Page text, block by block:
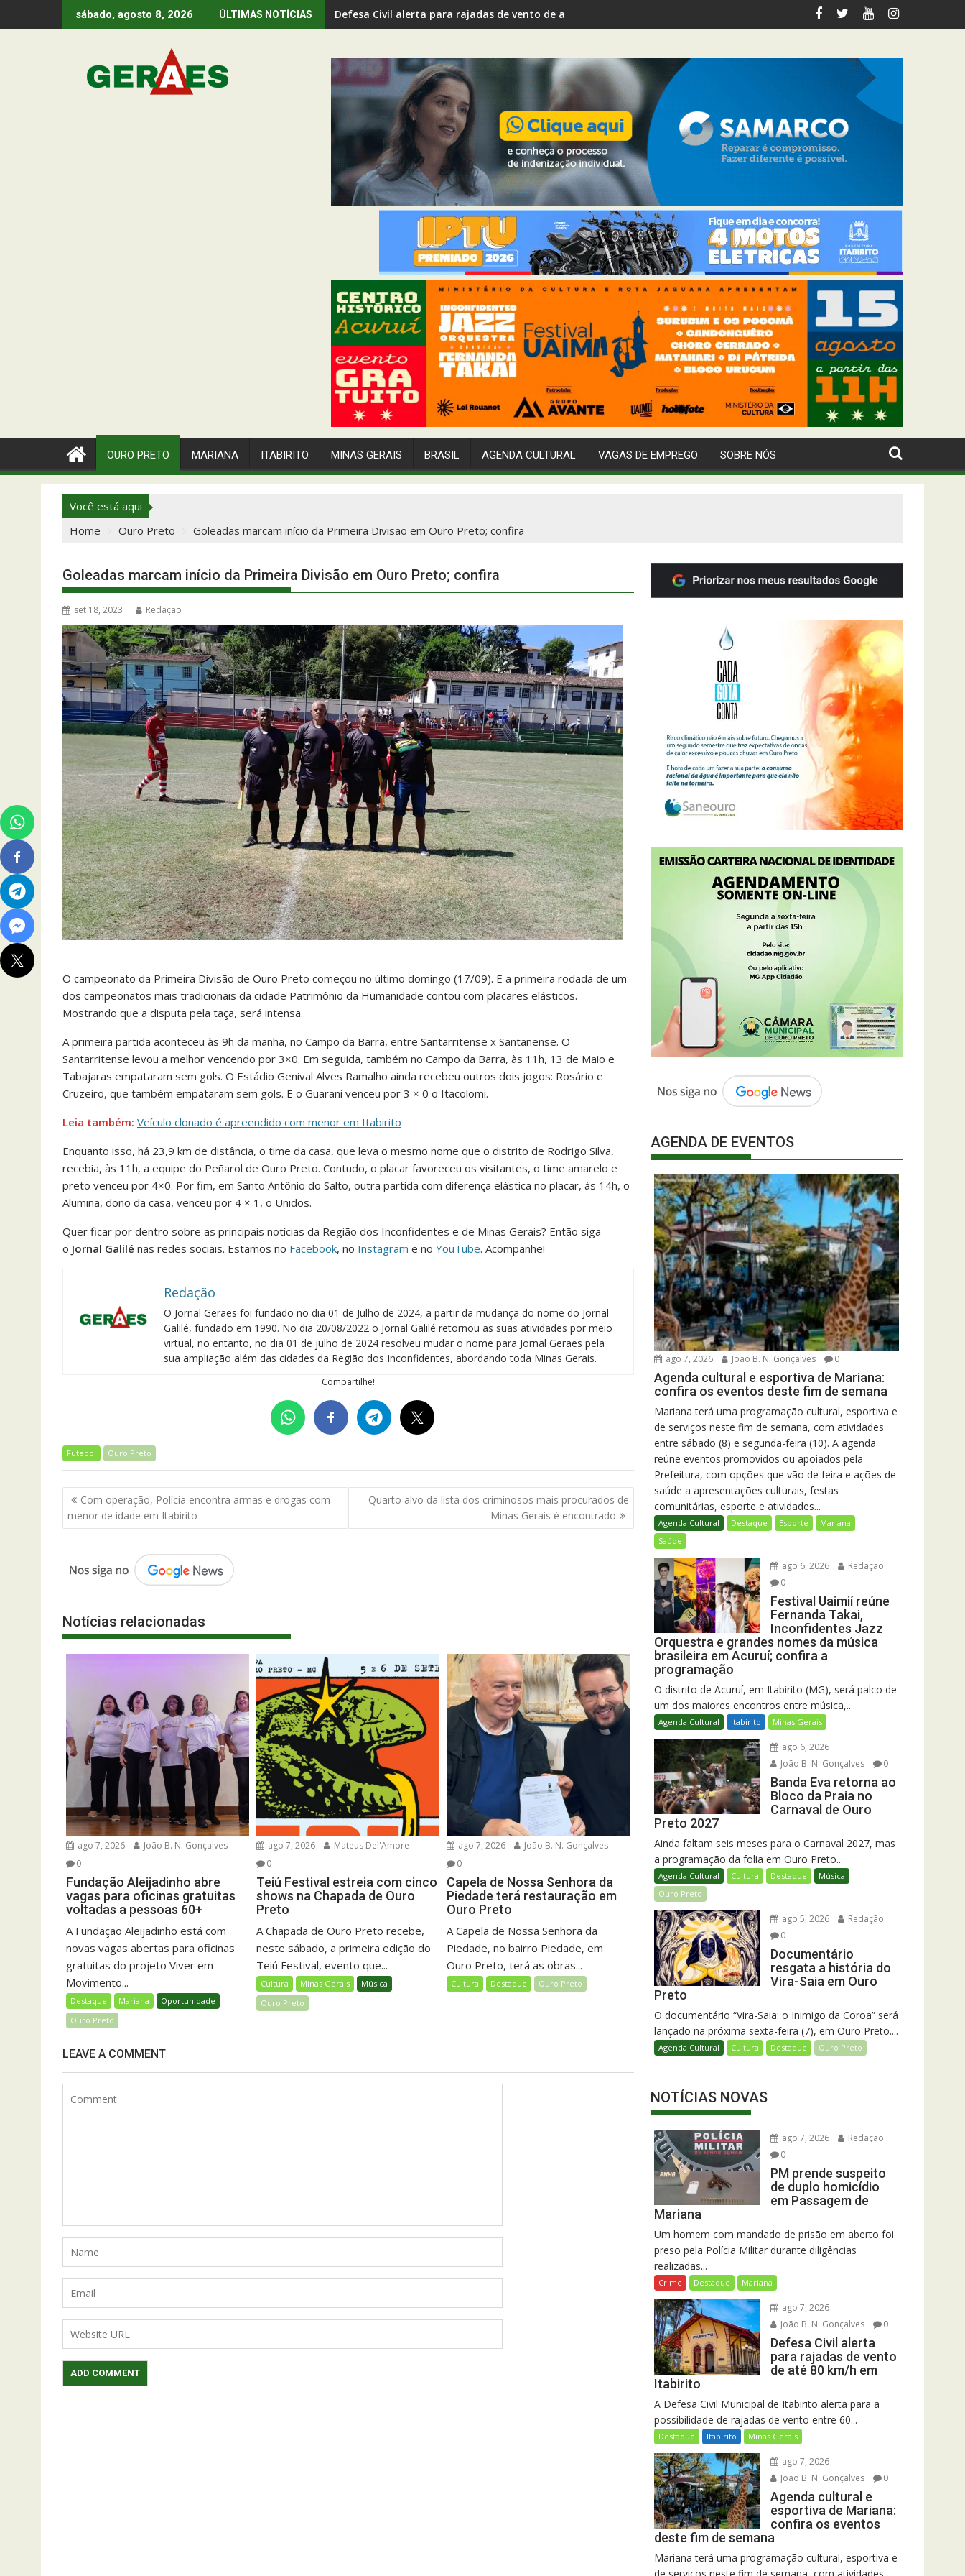
to
sábado, agosto 8, 2026 ÚLTIMAS NOTÍCIAS Defesa Civil alerta para rajadas de vento de até 80 km/h em Itabirito
OURO PRETO MARIANA ITABIRITO MINAS GERAIS BRASIL AGENDA CULTURAL VAGAS DE EMPREGO SOBRE NÓS
Você está aqui
Home
Ouro Preto Goleadas marcam início da Primeira Divisão em Ouro Preto; confira
Goleadas marcam início da Primeira Divisão em Ouro Preto; confira
set 18, 2023 Redação
O campeonato da Primeira Divisão de Ouro Preto começou no último domingo (17/09). E a primeira rodada de um
dos campeonatos mais tradicionais da cidade Patrimônio da Humanidade contou com placares elásticos.
Mostrando que a disputa pela taça, será intensa.
A primeira partida aconteceu às 9h da manhã, no Campo da Barra, entre Santarritense x Santanense. O
Santarritense levou a melhor vencendo por 3×0. Em seguida, também no Campo da Barra, às 11h, 13 de Maio e
Tabajaras empataram sem gols. O Estádio Genival Alves Ramalho ainda recebeu outros dois jogos: Rosário e
Cruzeiro, que também empataram sem gols. E o Guarani venceu por 3 × 0 o Itacolomi.
Leia também: Veículo clonado é apreendido com menor em Itabirito
Enquanto isso, há 23,9 km de distância, o time da casa, que leva o mesmo nome que o distrito de Rodrigo Silva,
recebia, às 11h, a equipe do Peñarol de Ouro Preto. Contudo, o placar favoreceu os visitantes, o time amarelo e
preto venceu por 4×0. Por fim, em Santo Antônio do Salto, outra partida com diferença elástica no placar, às 14h, o
Alumina, dono da casa, venceu por 4 × 1, o Unidos.
Quer ficar por dentro sobre as principais notícias da Região dos Inconfidentes e de Minas Gerais? Então siga
o Jornal Galilé nas redes sociais. Estamos no Facebook, no Instagram e no YouTube. Acompanhe!
Redação
O Jornal Geraes foi fundado no dia 01 de Julho de 2024, a partir da mudança do nome do Jornal
Galilé, fundado em 1990. No dia 20/08/2022 o Jornal Galilé retornou as suas atividades por meio
virtual, no entanto, no dia 01 de julho de 2024 resolveu mudar o nome para Jornal Geraes pela
sua ampliação além das cidades da Região dos Inconfidentes, abordando toda Minas Gerais.
Compartilhe!
Futebol Ouro Preto
Navegação
de
Post
Com operação, Polícia encontra armas e drogas com
menor de idade em Itabirito
Quarto alvo da lista dos criminosos mais procurados de
Minas Gerais é encontrado
Notícias relacionadas
ago 7, 2026
João B. N. Gonçalves
0
Fundação Aleijadinho abre
vagas para oficinas gratuitas
voltadas a pessoas 60+
A Fundação Aleijadinho está com
novas vagas abertas para oficinas
gratuitas do projeto Viver em
Movimento...
Destaque Mariana
Oportunidade
Ouro Preto
ago 7, 2026
Mateus Del'Amore
0
Teiú Festival estreia com cinco
shows na Chapada de Ouro
Preto
A Chapada de Ouro Preto recebe,
neste sábado, a primeira edição do
Teiú Festival, evento que...
Cultura Minas Gerais
Música
Ouro Preto
ago 7, 2026
João B. N. Gonçalves
0
Capela de Nossa Senhora da
Piedade terá restauração em
Ouro Preto
A Capela de Nossa Senhora da
Piedade, no bairro Piedade, em
Ouro Preto, terá as obras...
Cultura Destaque Ouro Preto
LEAVE A COMMENT
AGENDA DE EVENTOS
ago 7, 2026 João B. N. Gonçalves 0
Agenda cultural e esportiva de Mariana:
confira os eventos deste fim de semana
Mariana terá uma programação cultural, esportiva e
de serviços neste fim de semana, com atividades
entre sábado (8) e segunda-feira (10). A agenda
reúne eventos promovidos ou apoiados pela
Prefeitura, com opções que vão de feira e ações de
saúde a apresentações culturais, festas
comunitárias, esporte e atividades...
Agenda Cultural Destaque Esporte
Mariana
Saúde
ago 6, 2026
Redação
0
Festival Uaimií reúne
Fernanda Takai,
Inconfidentes Jazz
Orquestra e grandes nomes da música
brasileira em Acuruí; confira a
programação
O distrito de Acuruí, em Itabirito (MG), será palco de
um dos maiores encontros entre música,...
Agenda Cultural Itabirito Minas Gerais
ago 6, 2026
João B. N. Gonçalves
0
Banda Eva retorna ao
Bloco da Praia no
Carnaval de Ouro
Preto 2027
Ainda faltam seis meses para o Carnaval 2027, mas
a programação da folia em Ouro Preto...
Agenda Cultural Cultura Destaque
Música
Ouro Preto
ago 5, 2026
Redação
0
Documentário
resgata a história do
Vira-Saia em Ouro
Preto
O documentário “Vira-Saia: o Inimigo da Coroa” será
lançado na próxima sexta-feira (7), em Ouro Preto....
Agenda Cultural Cultura Destaque Ouro Preto
NOTÍCIAS NOVAS
ago 7, 2026
Redação
0
PM prende suspeito
de duplo homicídio
em Passagem de
Mariana
Um homem com mandado de prisão em aberto foi
preso pela Polícia Militar durante diligências
realizadas...
Crime Destaque Mariana
ago 7, 2026
João B. N. Gonçalves
0
Defesa Civil alerta
para rajadas de vento
de até 80 km/h em
Itabirito
A Defesa Civil Municipal de Itabirito alerta para a
possibilidade de rajadas de vento entre 60...
Destaque Itabirito Minas Gerais
ago 7, 2026
João B. N. Gonçalves
0
Agenda cultural e
esportiva de Mariana:
confira os eventos
deste fim de semana
Mariana terá uma programação cultural, esportiva e